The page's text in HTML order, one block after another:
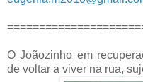
O Joãozinho em
de voltar a viver na rua,